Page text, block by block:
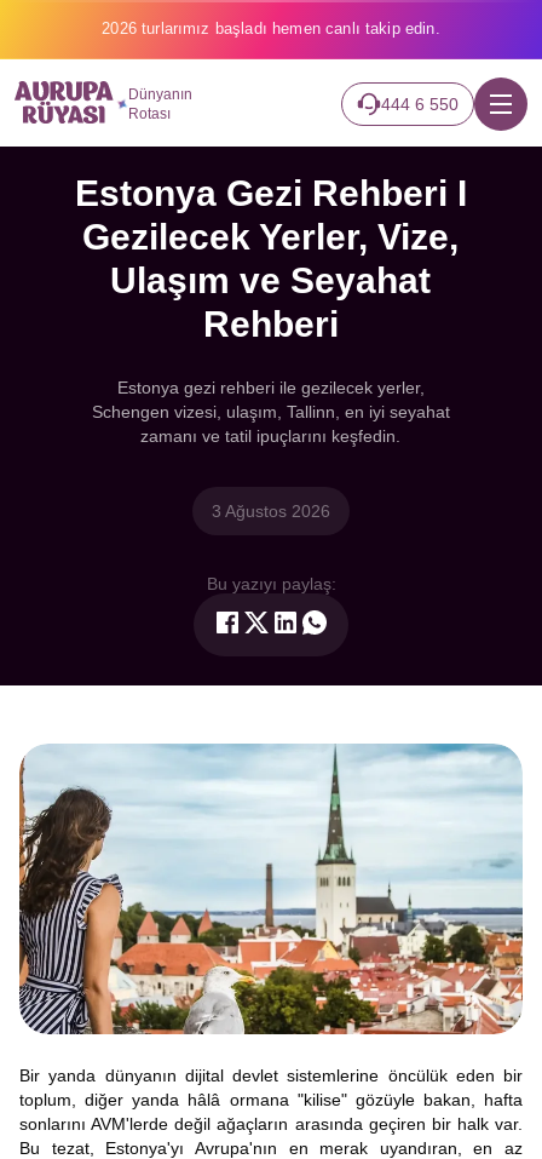
2026 turlarımız başladı hemen canlı takip edin.
Dünyanın
Rotası
444 6 550
Estonya Gezi Rehberi I
Gezilecek Yerler, Vize,
Ulaşım ve Seyahat
Rehberi
Estonya gezi rehberi ile gezilecek yerler,
Schengen vizesi, ulaşım, Tallinn, en iyi seyahat
zamanı ve tatil ipuçlarını keşfedin.
3 Ağustos 2026
Bu yazıyı paylaş:
Bir yanda dünyanın dijital devlet sistemlerine öncülük eden bir
toplum, diğer yanda hâlâ ormana "kilise" gözüyle bakan, hafta
sonlarını AVM'lerde değil ağaçların arasında geçiren bir halk var.
Bu tezat, Estonya'yı Avrupa'nın en merak uyandıran, en az